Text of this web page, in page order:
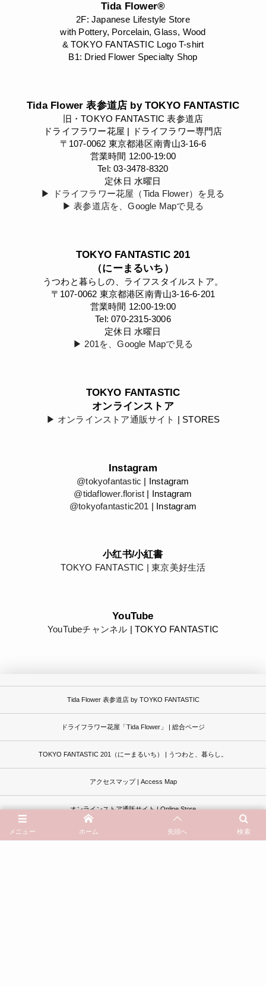
Tida Flower®
2F: Japanese Lifestyle Store
with Pottery, Porcelain, Glass, Wood
& TOKYO FANTASTIC Logo T-shirt
B1: Dried Flower Specialty Shop
Tida Flower 表参道店 by TOKYO FANTASTIC
旧・TOKYO FANTASTIC 表参道店
ドライフラワー花屋 | ドライフラワー専門店
〒107-0062 東京都港区南青山3-16-6
営業時間 12:00-19:00
Tel: 03-3478-8320
定休日 水曜日
▶︎ ドライフラワー花屋（Tida Flower）を見る
▶︎ 表参道店を、Google Mapで見る
TOKYO FANTASTIC 201
（にーまるいち）
うつわと暮らしの、ライフスタイルストア。
〒107-0062 東京都港区南青山3-16-6-201
営業時間 12:00-19:00
Tel: 070-2315-3006
定休日 水曜日
▶︎ 201を、Google Mapで見る
TOKYO FANTASTIC
オンラインストア
▶︎ オンラインストア通販サイト | STORES
Instagram
@tokyofantastic | Instagram
@tidaflower.florist | Instagram
@tokyofantastic201 | Instagram
小红书/小紅書
TOKYO FANTASTIC | 東京美好生活
YouTube
YouTubeチャンネル | TOKYO FANTASTIC
Tida Flower 表参道店 by TOYKO FANTASTIC
ドライフラワー花屋「Tida Flower」 | 総合ページ
TOKYO FANTASTIC 201（にーまるいち） | うつわと、暮らし。
アクセスマップ | Access Map
オンラインストア通販サイト | Online Store
イベントカレンダー | Schedule
メニュー 検索
ホーム 先頭へ